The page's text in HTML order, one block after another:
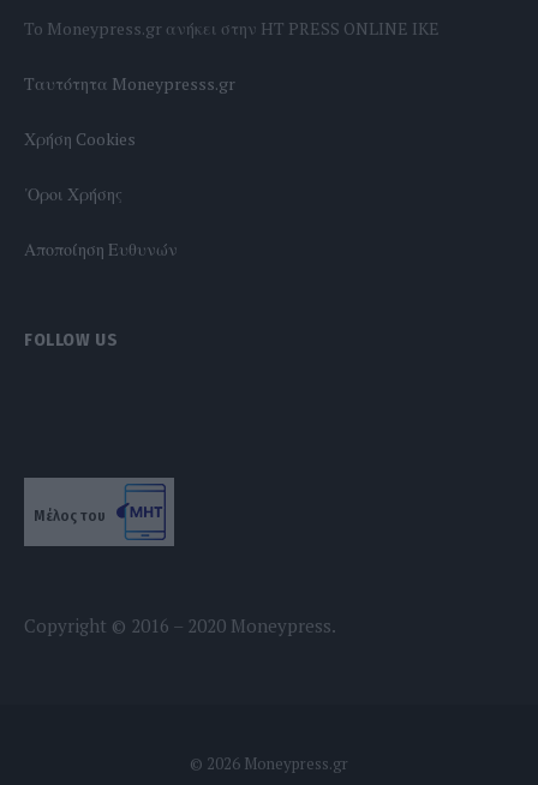
To Moneypress.gr ανήκει στην HT PRESS ONLINE IKE
Tαυτότητα Moneypresss.gr
Χρήση Cookies
'Οροι Χρήσης
Αποποίηση Ευθυνών
FOLLOW US
Μέλος του
Copyright © 2016 – 2020 Moneypress.
© 2026 Moneypress.gr